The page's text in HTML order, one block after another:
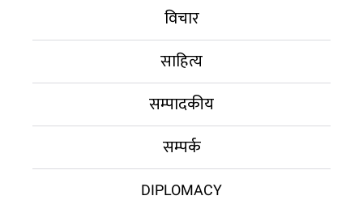
विचार
साहित्य
सम्पादकीय
सम्पर्क
DIPLOMACY